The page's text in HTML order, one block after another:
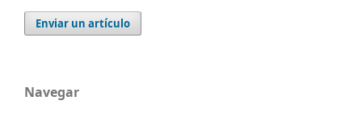
Enviar un artículo
Navegar